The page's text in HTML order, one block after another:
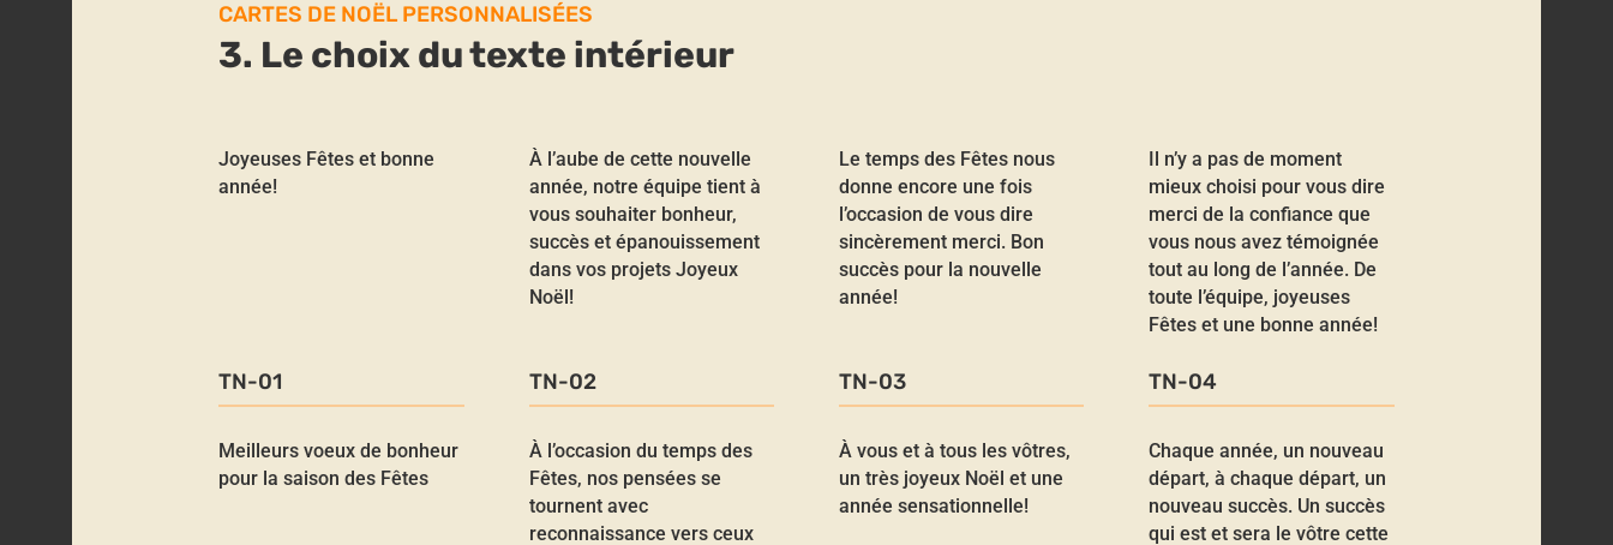
CARTES DE NOËL PERSONNALISÉES
3. Le choix du texte intérieur
Joyeuses Fêtes et bonne
année!
TN-01
À l’aube de cette nouvelle
année, notre équipe tient à
vous souhaiter bonheur,
succès et épanouissement
dans vos projets Joyeux
Noël!
TN-02
Le temps des Fêtes nous
donne encore une fois
l’occasion de vous dire
sincèrement merci. Bon
succès pour la nouvelle
année!
TN-03
Il n’y a pas de moment
mieux choisi pour vous dire
merci de la confiance que
vous nous avez témoignée
tout au long de l’année. De
toute l’équipe, joyeuses
Fêtes et une bonne année!
TN-04
Meilleurs voeux de bonheur
pour la saison des Fêtes
À l’occasion du temps des
Fêtes, nos pensées se
tournent avec
reconnaissance vers ceux
À vous et à tous les vôtres,
un très joyeux Noël et une
année sensationnelle!
Chaque année, un nouveau
départ, à chaque départ, un
nouveau succès. Un succès
qui est et sera le vôtre cette